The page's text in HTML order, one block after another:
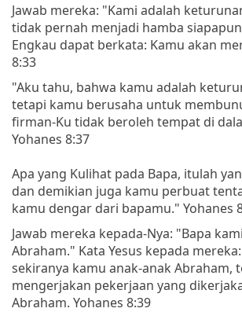
Jawab mereka: "Kami adalah
tidak pernah menjadi hamba
Engkau dapat berkata: Kamu akan
8:33
"Aku tahu, bahwa kamu adalah
tetapi kamu berusaha untuk
firman-Ku tidak beroleh tempat di
Yohanes 8:37
Apa yang Kulihat pada Bapa, itulah
dan demikian juga kamu perbuat
kamu dengar dari bapamu." Yohanes
Jawab mereka kepada-Nya: "Bapa
Abraham." Kata Yesus kepada
sekiranya kamu anak-anak Abraham,
mengerjakan pekerjaan yang
Abraham. Yohanes 8:39